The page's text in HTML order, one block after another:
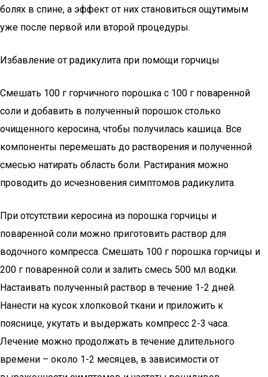
болях в спине, а эффект от них становиться ощутимым
уже после первой или второй процедуры.
Избавление от радикулита при помощи горчицы
Смешать 100 г горчичного порошка с 100 г поваренной
соли и добавить в полученный порошок столько
очищенного керосина, чтобы получилась кашица. Все
компоненты перемешать до растворения и полученной
смесью натирать область боли. Растирания можно
проводить до исчезновения симптомов радикулита.
При отсутствии керосина из порошка горчицы и
поваренной соли можно приготовить раствор для
водочного компресса. Смешать 100 г порошка горчицы и
200 г поваренной соли и залить смесь 500 мл водки.
Настаивать полученный раствор в течение 1-2 дней.
Нанести на кусок хлопковой ткани и приложить к
пояснице, укутать и выдержать компресс 2-3 часа.
Лечение можно продолжать в течение длительного
времени – около 1-2 месяцев, в зависимости от